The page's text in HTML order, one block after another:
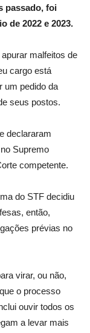
passado, foi
de 2022 e 2023.
malfeitos de
cargo está
um pedido da
seus postos.
declararam
Supremo
competente.
do STF decidiu
então,
prévias no
virar, ou não,
o processo
ouvir todos os
a levar mais